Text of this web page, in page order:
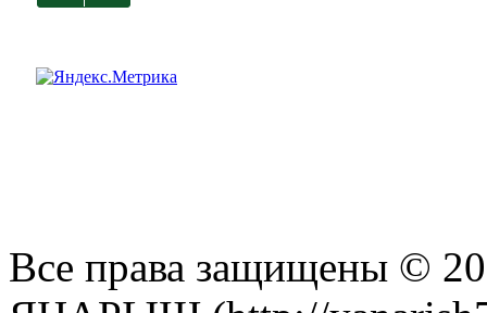
Все права защищены ©